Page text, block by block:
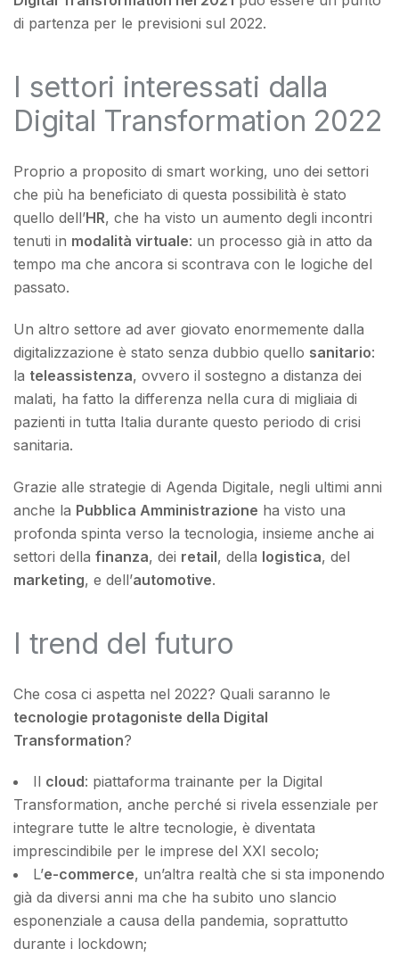
di partenza per le previsioni sul 2022.
I settori interessati dalla
Digital Transformation 2022
Proprio a proposito di smart working, uno dei settori
che più ha beneficiato di questa possibilità è stato
quello dell’HR, che ha visto un aumento degli incontri
tenuti in modalità virtuale: un processo già in atto da
tempo ma che ancora si scontrava con le logiche del
passato.
Un altro settore ad aver giovato enormemente dalla
digitalizzazione è stato senza dubbio quello sanitario:
la teleassistenza, ovvero il sostegno a distanza dei
malati, ha fatto la differenza nella cura di migliaia di
pazienti in tutta Italia durante questo periodo di crisi
sanitaria.
Grazie alle strategie di Agenda Digitale, negli ultimi anni
anche la Pubblica Amministrazione ha visto una
profonda spinta verso la tecnologia, insieme anche ai
settori della finanza, dei retail, della logistica, del
marketing, e dell’automotive.
I trend del futuro
Che cosa ci aspetta nel 2022? Quali saranno le
tecnologie protagoniste della Digital
Transformation?
Il cloud: piattaforma trainante per la Digital
Transformation, anche perché si rivela essenziale per
integrare tutte le altre tecnologie, è diventata
imprescindibile per le imprese del XXI secolo;
L’e-commerce, un’altra realtà che si sta imponendo
già da diversi anni ma che ha subito uno slancio
esponenziale a causa della pandemia, soprattutto
durante i lockdown;